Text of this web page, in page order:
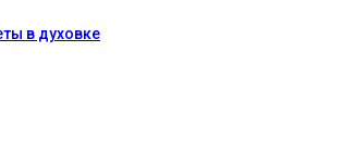
в духовке